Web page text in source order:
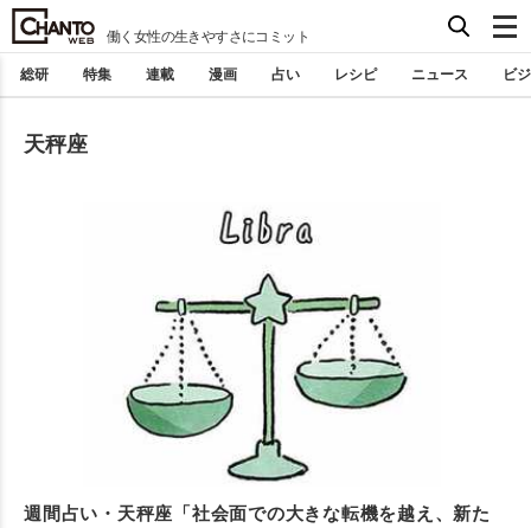
働く女性の生きやすさにコミット
総研 特集 連載 漫画 占い レシピ ニュース ビ
天秤座
週間占い・天秤座「社会面での大きな転機を越え、新た